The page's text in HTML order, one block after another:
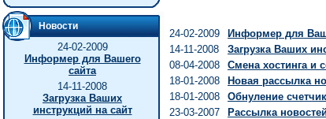
Новости
24-02-2009
Информер для Вашего
сайта
14-11-2008
Загрузка Ваших
инструкций на сайт
24-02-2009
Информер для
14-11-2008
Загрузка Ваших
08-04-2008
Смена хостинга и
18-01-2008
Новая рассылка
18-01-2008
Обнуление
23-03-2007
Рассылка